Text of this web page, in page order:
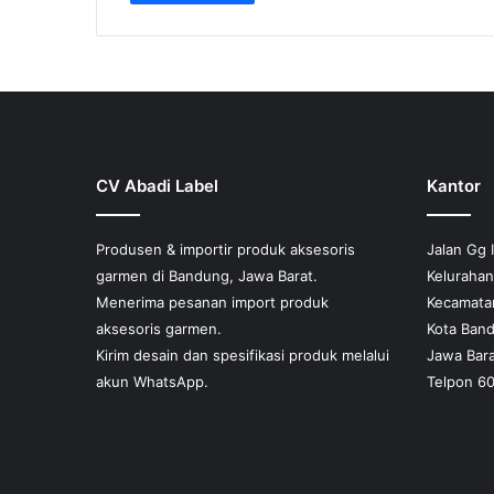
beberapa
CV Abadi Label
Produsen & importir produk aksesoris
garmen di Bandung, Jawa Barat.
Menerima pesanan import produk
aksesoris garmen.
Kirim desain dan spesifikasi produk melalui
akun WhatsApp.
Kantor
Jalan Gg
Kota
Jawa
Telpon